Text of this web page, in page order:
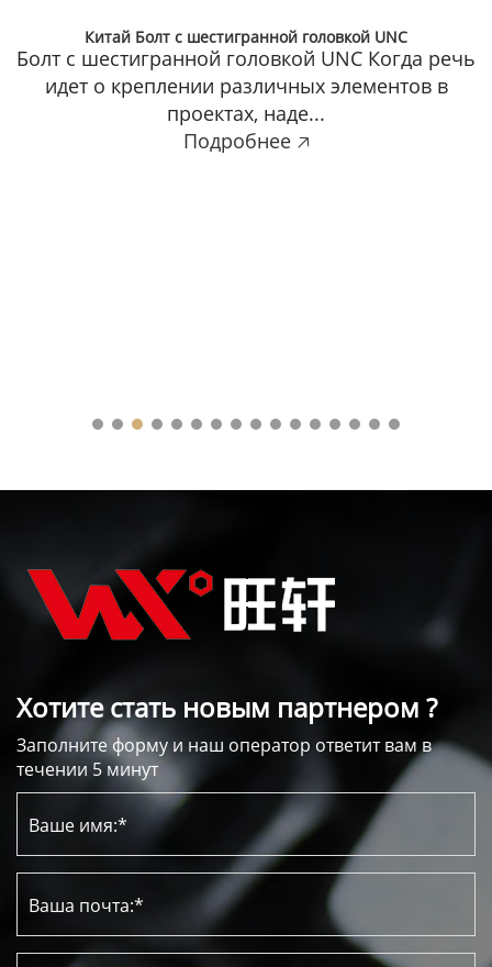
Высокопрочная шестигранная гайка заводы
Высокопрочная шестигранная гайка Прочная
шестигранная гайка является незаменимым
элементом в мире...
Подробнее 🡥
Хотите стать новым партнером ?
Заполните форму и наш оператор ответит вам в
течении 5 минут